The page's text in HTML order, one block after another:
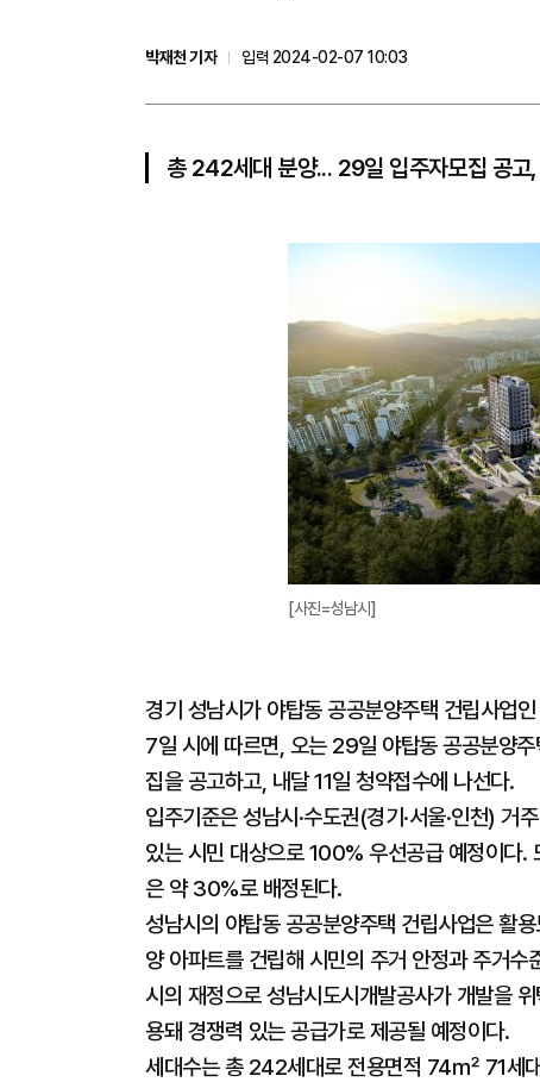
박재천 기자
입력 2024-02-07 10:03
총 242세대 분양... 29일 입주자모집 공고
[사진=성남시]
경기 성남시가 야탑동 공공분양주택 건립사업
7일 시에 따르면, 오는 29일 야탑동 공공분양
집을 공고하고, 내달 11일 청약접수에 나선다.
입주기준은 성남시·수도권(경기·서울·인천)
있는 시민 대상으로 100% 우선공급 예정이다
은 약 30%로 배정된다.
성남시의 야탑동 공공분양주택 건립사업은 활
양 아파트를 건립해 시민의 주거 안정과 주거수
시의 재정으로 성남시도시개발공사가 개발을
용돼 경쟁력 있는 공급가로 제공될 예정이다.
세대수는 총 242세대로 전용면적 74㎡ 71세